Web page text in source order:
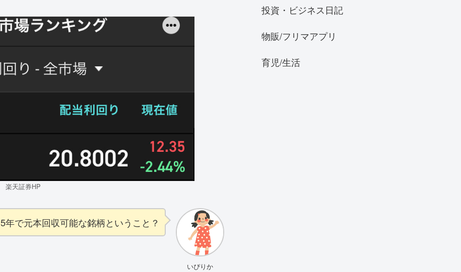
楽天証券HP
いぴりか
5年で元本回収可能な銘柄ということ？
投資・ビジネス日記
物販/フリマアプリ
育児/生活